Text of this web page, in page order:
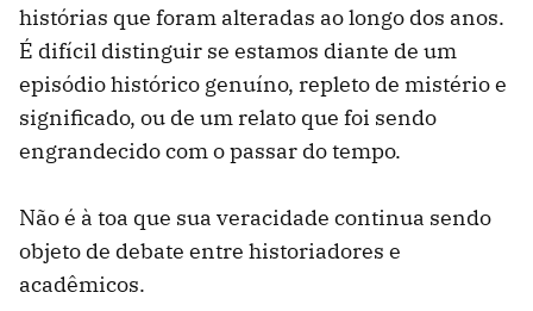
histórias que foram alteradas ao longo dos anos.
É difícil distinguir se estamos diante de um
episódio histórico genuíno, repleto de mistério e
significado, ou de um relato que foi sendo
engrandecido com o passar do tempo.
Não é à toa que sua veracidade continua sendo
objeto de debate entre historiadores e
acadêmicos.